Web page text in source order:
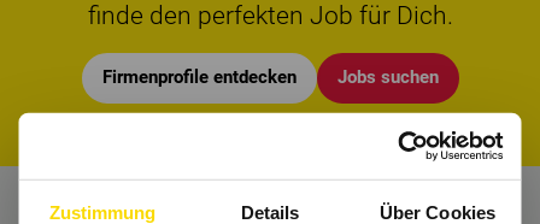
Zustimmung Details Über Cookies
finde den perfekten Job für Dich.
Firmenprofile entdecken Jobs suchen